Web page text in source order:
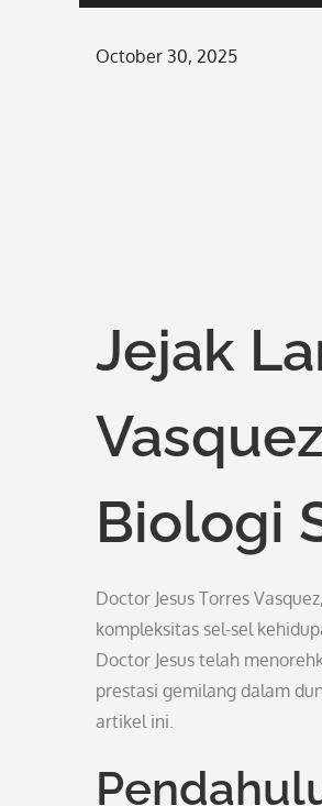
Posted
October 30, 2025
Jejak
Biologi
Doctor Jesus Torres
kompleksitas sel-sel
Doctor Jesus telah
prestasi gemilang dalam
artikel ini.